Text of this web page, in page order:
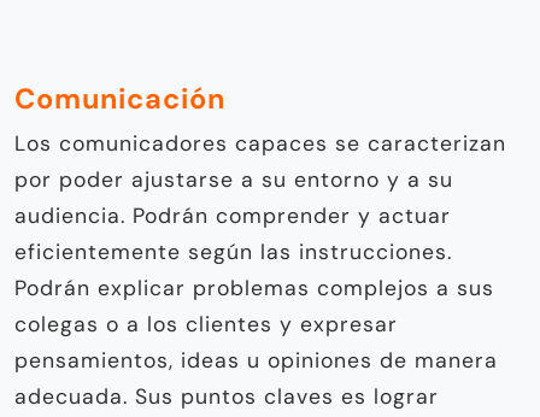
Comunicación
Los comunicadores capaces se caracterizan
por poder ajustarse a su entorno y a su
audiencia. Podrán comprender y actuar
eficientemente según las instrucciones.
Podrán explicar problemas complejos a sus
colegas o a los clientes y expresar
pensamientos, ideas u opiniones de manera
adecuada. Sus puntos claves es lograr